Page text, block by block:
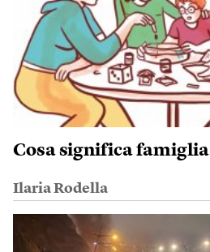
Cosa significa famiglia
Ilaria Rodella